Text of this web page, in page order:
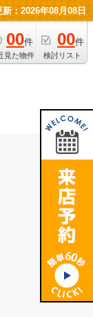
：2026年08月08日
00件
見た物件
00件
検討リスト